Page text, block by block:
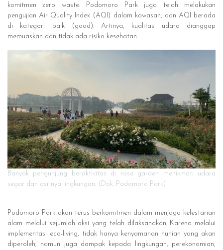
komitmen zero waste. Podomoro Park juga telah melakukan
pengujian Air Quality Index (AQI) dalam kawasan, dan AQI berada
di kategori baik (good). Artinya, kualitas udara dianggap
memuaskan dan tidak ada risiko kesehatan.
Banyak pengunjung beraktivitas di rose garden menikmati udara
segar dan asrinya lingkungan. (Dok. Podomoro Park)
Podomoro Park akan terus berkomitmen dalam menjaga kelestarian
alam melalui sejumlah aksi yang telah dilaksanakan. Karena melalui
implementasi eco-living, tidak hanya kenyamanan hunian yang akan
diperoleh, namun juga dampak kepada lingkungan, perekonomian,